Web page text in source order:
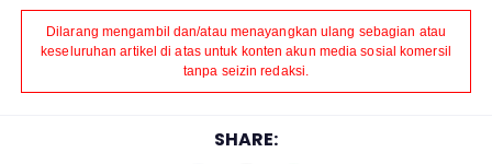
Dilarang mengambil dan/atau menayangkan ulang sebagian atau
keseluruhan artikel di atas untuk konten akun media sosial komersil
tanpa seizin redaksi.
SHARE: